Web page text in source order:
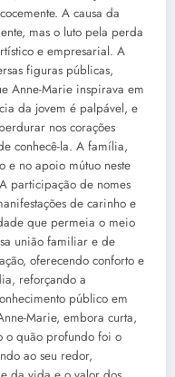
A causa da
mas o luto pela perda
e empresarial. A
figuras públicas,
Anne-Marie inspirava em
da jovem é palpável, e
nos corações
conhecê-la. A família,
e no apoio mútuo neste
participação de nomes
de carinho e
que permeia o meio
união familiar e de
oferecendo conforto e
reforçando a
público em
Marie, embora curta,
o quão profundo foi o
ao seu redor,